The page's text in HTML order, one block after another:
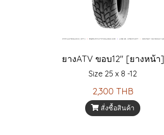
ยางATV ขอบ12" [ยางหน้า]
Size 25 x 8 -12
2,300 THB
สั่งซื้อสินค้า